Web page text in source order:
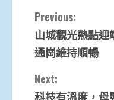
Continue
Reading
Previous:
山城觀光熱點
通崗維持順暢
Next:
科技有溫度，母